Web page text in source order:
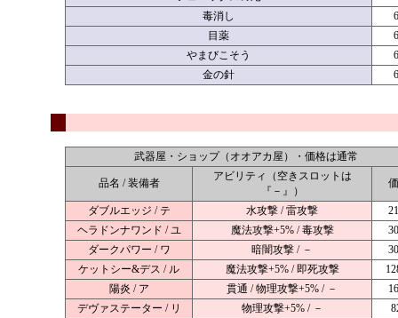
毒消し
目薬
やまびこそう
金の針
武器屋・ショップ（オオアカ屋）・価格は通常
品名 / 装備者
アビリティ（空きスロットは
『－』）
ダブルエッジ / テ 水攻撃 / 雷攻撃
ヘラドンナワンド / ユ
魔法攻撃+5% / 毒攻撃
ダークパワー / ワ
暗闇攻撃 / －
ケットシー&デス / ル
魔法攻撃+5% / 即死攻撃
陽炎 / ア
貫通 / 物理攻撃+5% / －
デヴァステーター / リ
物理攻撃+5% / －